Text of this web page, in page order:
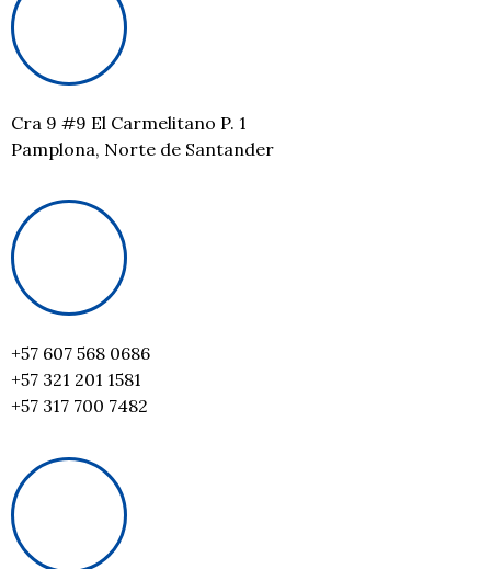
Cra 9 #9 El Carmelitano P. 1
Pamplona, Norte de Santander
+57 607 568 0686
+57 321 201 1581
+57 317 700 7482